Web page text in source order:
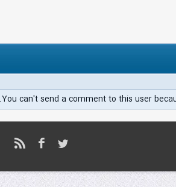
You can't send a comment to this user